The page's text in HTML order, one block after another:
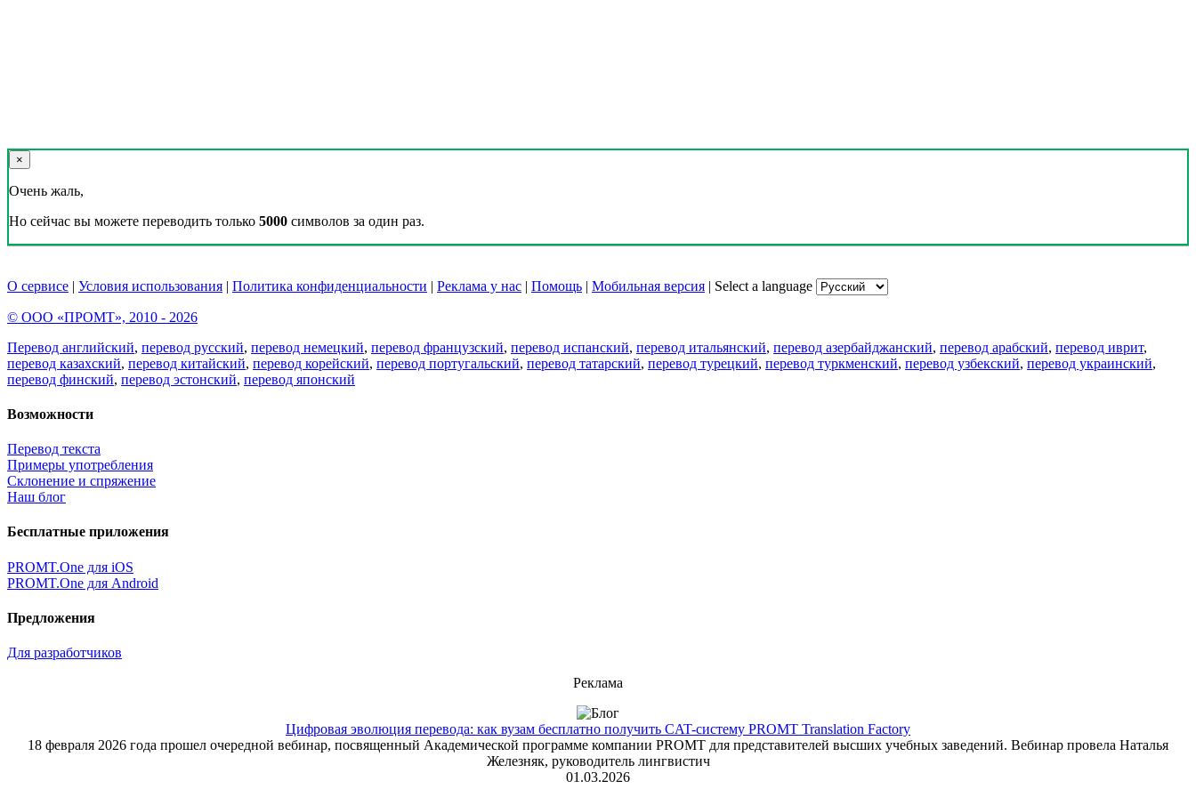
×
Очень жаль,
Но сейчас вы можете переводить только 5000 символов за один раз.
О сервисе | Условия использования | Политика конфиденциальности | Реклама у нас | Помощь | Мобильная версия | Select a language
© ООО «ПРОМТ», 2010 - 2026
Перевод английский, перевод русский, перевод немецкий, перевод французский, перевод испанский, перевод итальянский, перевод азербайджанский, перевод арабский, перевод иврит,
перевод казахский, перевод китайский, перевод корейский, перевод португальский, перевод татарский, перевод турецкий, перевод туркменский, перевод узбекский, перевод украинский,
перевод финский, перевод эстонский, перевод японский
Возможности
Перевод текста
Примеры употребления
Склонение и спряжение
Наш блог
Бесплатные приложения
PROMT.One для iOS
PROMT.One для Android
Предложения
Для разработчиков
Реклама
Цифровая эволюция перевода: как вузам бесплатно получить CAT-систему PROMT Translation Factory
18 февраля 2026 года прошел очередной вебинар, посвященный Академической программе компании PROMT для представителей высших учебных заведений. Вебинар провела Наталья
Железняк, руководитель лингвистич
01.03.2026